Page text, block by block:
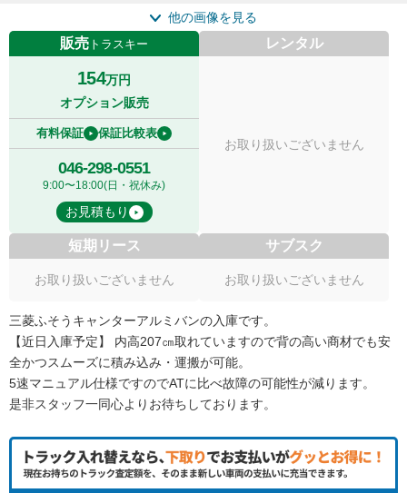
他の画像を見る
販売 トラスキー
154万円
オプション販売
有料保証 保証比較表
046-298-0551
9:00〜18:00(日・祝休み)
お見積もり
レンタル
お取り扱いございません
短期リース
お取り扱いございません
サブスク
お取り扱いございません
三菱ふそうキャンターアルミバンの入庫です。
【近日入庫予定】 内高207㎝取れていますので背の高い商材でも安
全かつスムーズに積み込み・運搬が可能。
5速マニュアル仕様ですのでATに比べ故障の可能性が減ります。
是非スタッフ一同心よりお待ちしております。